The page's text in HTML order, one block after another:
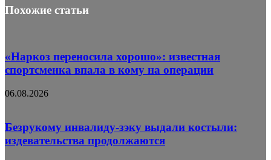
Похожие статьи
«Наркоз переносила хорошо»: известная
спортсменка впала в кому на операции
06.08.2026
Безрукому инвалиду-зэку выдали костыли:
издевательства продолжаются